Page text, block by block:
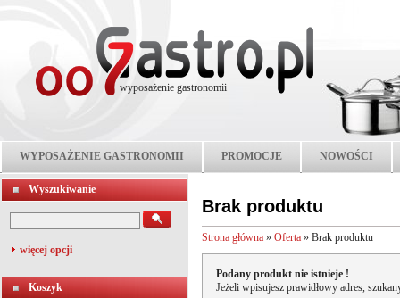
wyposażenie gastronomii
WYPOSAŻENIE GASTRONOMII PROMOCJE NOWOŚCI
Wyszukiwanie
więcej opcji
Koszyk
Brak produktu
Strona główna » Oferta » Brak produktu
Podany produkt nie istnieje !
Jeżeli wpisujesz prawidłowy adres,